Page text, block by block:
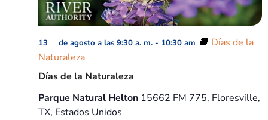
Días de la Naturaleza
13 de agosto a las 9:30 a. m. - 10:30 am
Días de la
Naturaleza
Parque Natural Helton 15662 FM 775, Floresville,
TX, Estados Unidos